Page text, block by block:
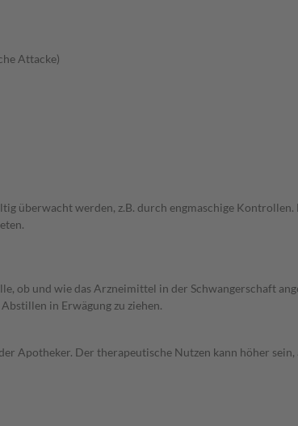
Attacke)
überwacht werden, z.B. durch engmaschige
ob und wie das Arzneimittel in der Schwangerschaft
in Erwägung zu ziehen.
Apotheker. Der therapeutische Nutzen kann höher sein,